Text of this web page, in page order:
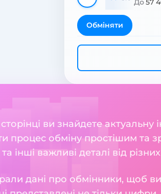
До57
Обміняти
сторінці ви знайдете
процес обміну простішим та
та інші важливі деталі від
дані про обмінники, щоб